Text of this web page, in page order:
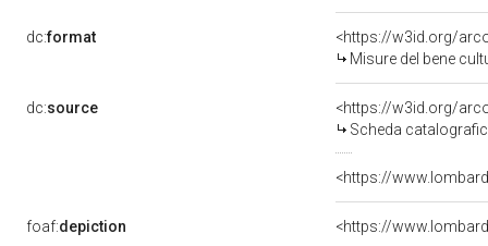
dc:format
<https://w3id.org/
Misure del bene
dc:source
<https://w3id.org/
Scheda
<https://
foaf:depiction